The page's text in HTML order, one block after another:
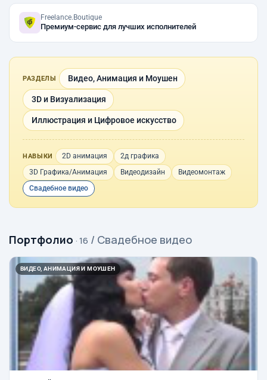
Freelance.Boutique
Премиум-сервис для лучших исполнителей
РАЗДЕЛЫ Видео, Анимация и Моушен
3D и Визуализация
Иллюстрация и Цифровое искусство
НАВЫКИ 2D анимация
2д графика
3D Графика/Анимация
Видеодизайн
Видеомонтаж
Свадебное видео
Портфолио · 16 / Свадебное видео
ВИДЕО, АНИМАЦИЯ И МОУШЕН